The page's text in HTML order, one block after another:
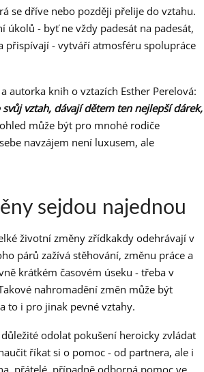
se dříve nebo později přelije do vztahu.
úkolů - byť ne vždy padesát na padesát,
přispívají - vytváří atmosféru spolupráce
autorka knih o vztazích Esther Perelová:
vztah, dávají dětem ten nejlepší dárek,
může být pro mnohé rodiče
navzájem není luxusem, ale
sejdou najednou
životní změny zřídkakdy odehrávají v
párů zažívá stěhování, změnu práce a
krátkém časovém úseku - třeba v
nahromadění změn může být
to i pro jinak pevné vztahy.
odolat pokušení heroicky zvládat
říkat si o pomoc - od partnera, ale i